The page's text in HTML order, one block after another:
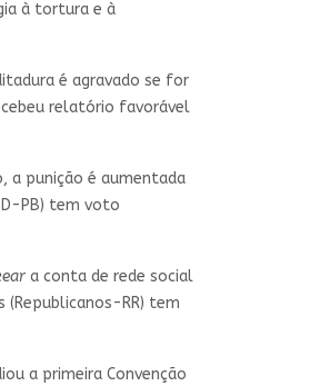
à tortura e à
é agravado se for
relatório favorável
a punição é aumentada
PB) tem voto
a conta de rede social
RR) tem
a primeira Convenção